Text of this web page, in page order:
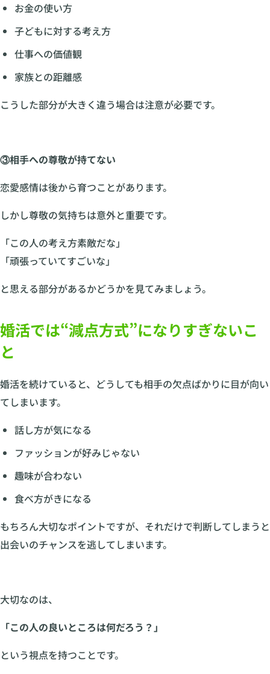
お金の使い方
子どもに対する考え方
仕事への価値観
家族との距離感
こうした部分が大きく違う場合は注意が必要です。
③相手への尊敬が持てない
恋愛感情は後から育つことがあります。
しかし尊敬の気持ちは意外と重要です。
「この人の考え方素敵だな」
「頑張っていてすごいな」
と思える部分があるかどうかを見てみましょう。
婚活では“減点方式”になりすぎないこ
と
婚活を続けていると、どうしても相手の欠点ばかりに目が向い
てしまいます。
話し方が気になる
ファッションが好みじゃない
趣味が合わない
食べ方がきになる
もちろん大切なポイントですが、それだけで判断してしまうと
出会いのチャンスを逃してしまいます。
大切なのは、
「この人の良いところは何だろう？」
という視点を持つことです。